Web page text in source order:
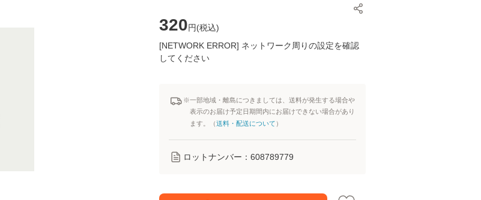
320円(税込)
[NETWORK ERROR] ネットワーク周りの設定を確認
してください
※一部地域・離島につきましては、送料が発生する場合や
表示のお届け予定日期間内にお届けできない場合があり
ます。（送料・配送について ）
ロットナンバー： 608789779